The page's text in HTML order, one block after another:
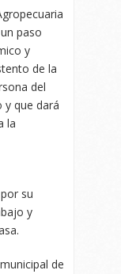
paso
y
de la
del
y que dará
la
su
y
de